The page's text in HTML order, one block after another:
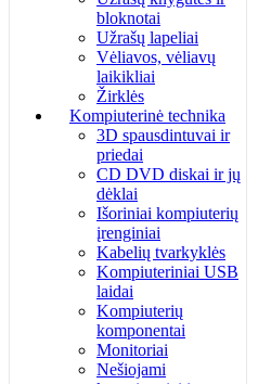
bloknotai
Užrašų lapeliai
Vėliavos, vėliavų
laikikliai
Žirklės
Kompiuterinė technika
3D spausdintuvai ir
priedai
CD DVD diskai ir jų
dėklai
Išoriniai kompiuterių
įrenginiai
Kabelių tvarkyklės
Kompiuteriniai USB
laidai
Kompiuterių
komponentai
Monitoriai
Nešiojami